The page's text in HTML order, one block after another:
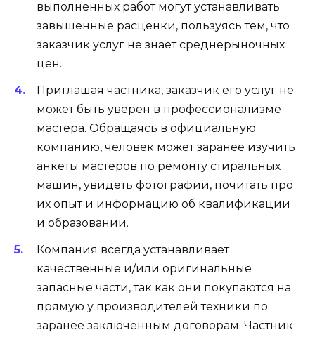
выполненных работ могут устанавливать
завышенные расценки, пользуясь тем, что
заказчик услуг не знает среднерыночных
цен.
Приглашая частника, заказчик его услуг не
может быть уверен в профессионализме
мастера. Обращаясь в официальную
компанию, человек может заранее изучить
анкеты мастеров по ремонту стиральных
машин, увидеть фотографии, почитать про
их опыт и информацию об квалификации
и образовании.
Компания всегда устанавливает
качественные и/или оригинальные
запасные части, так как они покупаются на
прямую у производителей техники по
заранее заключенным договорам. Частник